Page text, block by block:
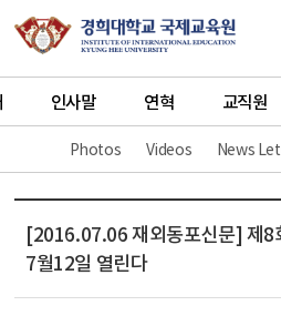
인사말 연혁 교직원
Photos Videos News
[2016.07.06 재외동포신문] 제8
7월12일 열린다